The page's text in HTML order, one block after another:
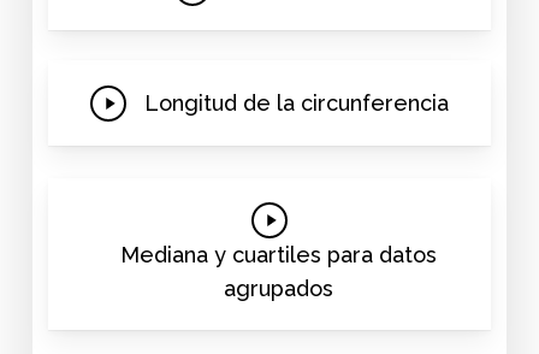
Play
Longitud de la circunferencia
Play
Video
Mediana y cuartiles para datos
agrupados